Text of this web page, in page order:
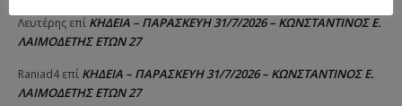
Λευτέρης επί ΚΗΔΕΙΑ – ΠΑΡΑΣΚΕΥΗ 31/7/2026 – ΚΩΝΣΤΑΝΤΙΝΟΣ Ε.
ΛΑΙΜΟΔΕΤΗΣ ΕΤΩΝ 27
Raniad4 επί ΚΗΔΕΙΑ – ΠΑΡΑΣΚΕΥΗ 31/7/2026 – ΚΩΝΣΤΑΝΤΙΝΟΣ Ε.
ΛΑΙΜΟΔΕΤΗΣ ΕΤΩΝ 27